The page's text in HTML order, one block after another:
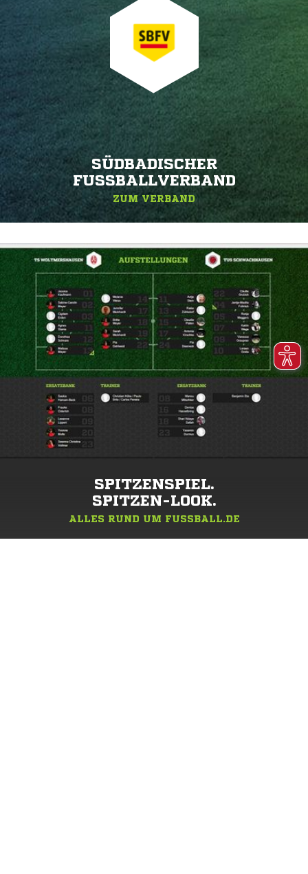
SÜDBADISCHER
FUSSBALLVERBAND
ZUM VERBAND
SPITZENSPIEL.
SPITZEN-LOOK.
ALLES RUND UM FUSSBALL.DE